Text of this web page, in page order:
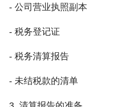
- 公司营业执照副本
- 税务登记证
- 税务清算报告
- 未结税款的清单